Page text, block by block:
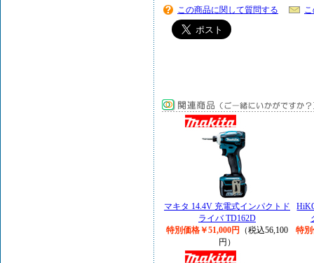
この商品に関して質問する
マキタ 14.4V 充電式インパクトド
ライバ TD162D
特別価格￥51,000円
（税込56,100
円）
特